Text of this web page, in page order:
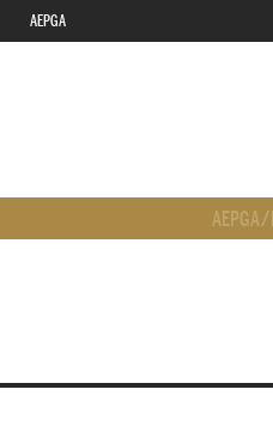
AEPGA
AEPGA/